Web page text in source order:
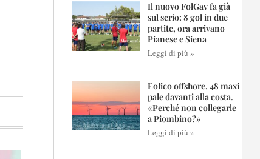
Il nuovo FolGav fa già
sul serio: 8 gol in due
partite, ora arrivano
Pianese e Siena
Leggi di più »
Eolico offshore, 48 maxi
pale davanti alla costa.
«Perché non collegarle
a Piombino?»
Leggi di più »